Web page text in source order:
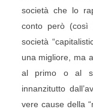
società che lo
conto però (così
società
una migliore, ma
al primo o al
innanzitutto
vere cause della